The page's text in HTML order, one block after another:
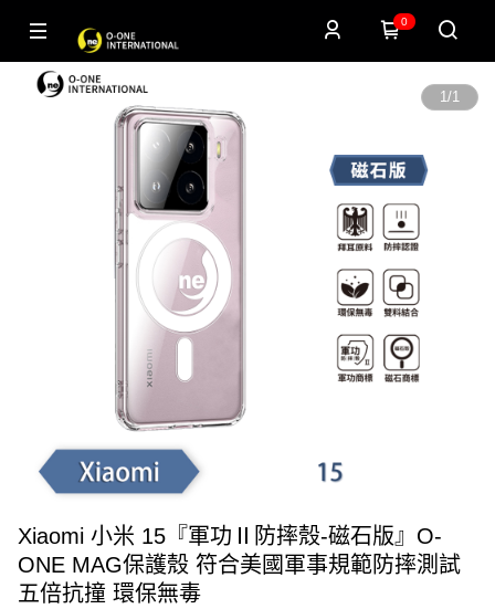
0
1/1
Xiaomi 小米 15『軍功Ⅱ防摔殼-磁石版』O-
ONE MAG保護殼 符合美國軍事規範防摔測試
五倍抗撞 環保無毒